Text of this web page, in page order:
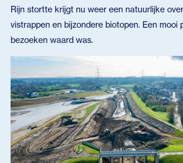
Rijn stortte krijgt nu weer een natuurlijke
vistrappen en bijzondere biotopen. Een mooi
bezoeken waard was.